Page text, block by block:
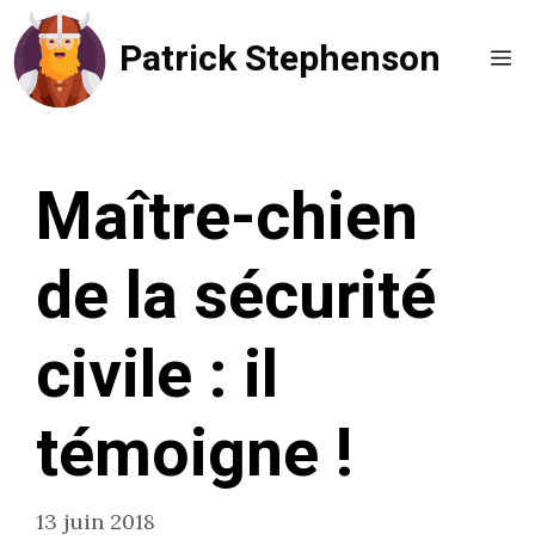
Aller
au
contenu
Patrick Stephenson
Maître-chien
de la sécurité
civile : il
témoigne !
13 juin 2018